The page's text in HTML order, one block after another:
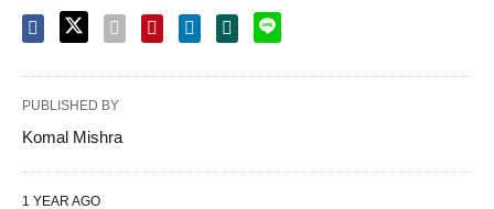
PUBLISHED BY
Komal Mishra
1 YEAR AGO